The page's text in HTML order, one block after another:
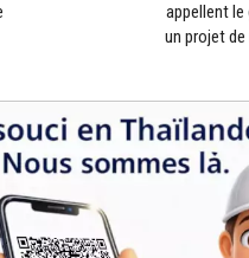
appellent le
un projet